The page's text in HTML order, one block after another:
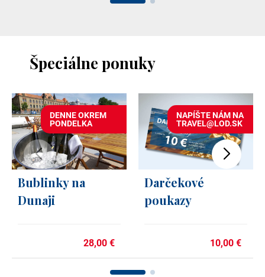
Špeciálne ponuky
DENNE OKREM
PONDELKA
Bublinky na
Dunaji
28,00 €
NAPÍŠTE NÁM NA
TRAVEL@LOD.SK
Darčekové
poukazy
10,00 €